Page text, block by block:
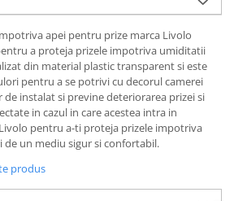
apei pentru prize marca Livolo
a proteja prizele impotriva umiditatii
din material plastic transparent si este
pentru a se potrivi cu decorul camerei
de instalat si previne deteriorarea prizei si
in cazul in care acestea intra in
pentru a-ti proteja prizele impotriva
de un mediu sigur si confortabil.
produs